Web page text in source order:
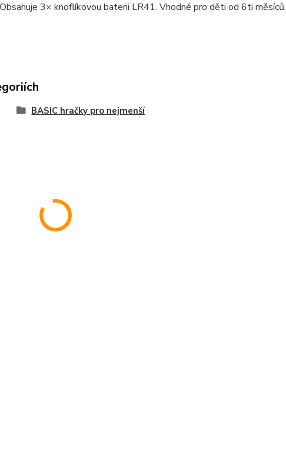
3× knoflíkovou baterii LR41. Vhodné pro děti od 6ti měsíců.
BASIC hračky pro nejmenší